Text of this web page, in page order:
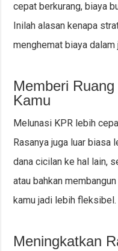
cepat berkurang, biaya
Inilah alasan kenapa
menghemat biaya dalam
Memberi
Kamu
Melunasi KPR lebih
Rasanya juga luar biasa
dana cicilan ke hal lain,
atau bahkan
kamu jadi lebih fleksibel.
Meningkatkan